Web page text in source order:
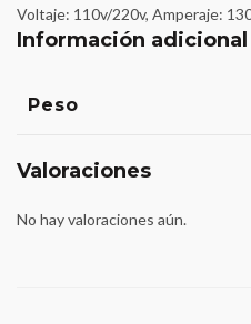
Voltaje: 110v/220v, Amperaje:
Información adicional
Peso
Valoraciones
No hay valoraciones aún.